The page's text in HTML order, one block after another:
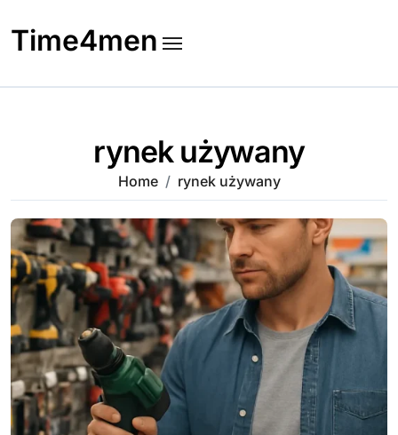
to
content
Time4men
rynek używany
Home rynek używany